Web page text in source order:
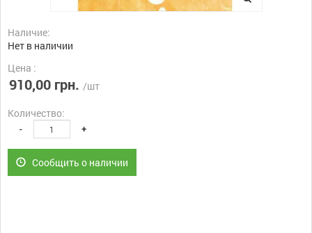
Наличие:
Нет в наличии
Цена :
910,00 грн. /шт
Количество:
- +
Сообщить о наличии